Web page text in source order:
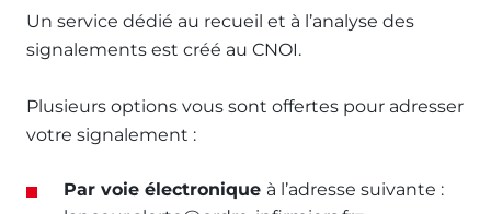
Un service dédié au recueil et à l’analyse des
signalements est créé au CNOI.
Plusieurs options vous sont offertes pour adresser
votre signalement :
Par voie électronique à l’adresse suivante :